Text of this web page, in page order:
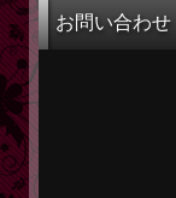
お問い合わせ